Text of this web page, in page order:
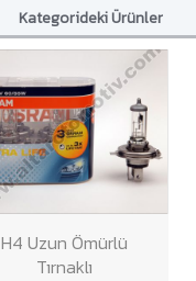
Kategorideki Ürünler
H4 Uzun Ömürlü
Tırnaklı